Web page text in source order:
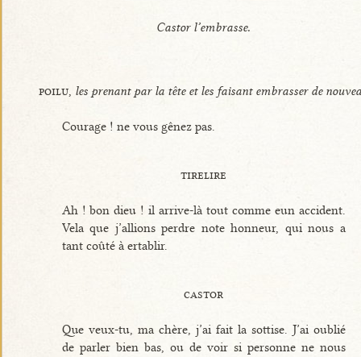
Castor l’embrasse.
poilu, les prenant par la tête et les faisant embrasser de
Courage ! ne vous gênez pas.
tirelire
Ah ! bon dieu ! il arrive-là tout comme eun accident.
Vela que j’allions perdre note honneur, qui nous a
tant coûté à ertablir.
castor
Que veux-tu, ma chère, j’ai fait la sottise. J’ai oublié
de parler bien bas, ou de voir si personne ne nous